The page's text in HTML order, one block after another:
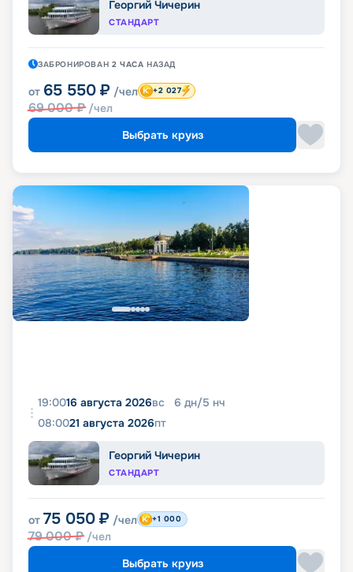
Георгий Чичерин
СТАНДАРТ
ЗАБРОНИРОВАН 2 ЧАСА НАЗАД
от 65 550 ₽ /чел
69 000₽ /чел
+2 027
Выбрать круиз
19:0016 августа 2026вс 6 дн/5 нч
08:0021 августа 2026пт
Георгий Чичерин
СТАНДАРТ
от 75 050 ₽ /чел
79 000₽ /чел
+1 000
Выбрать круиз